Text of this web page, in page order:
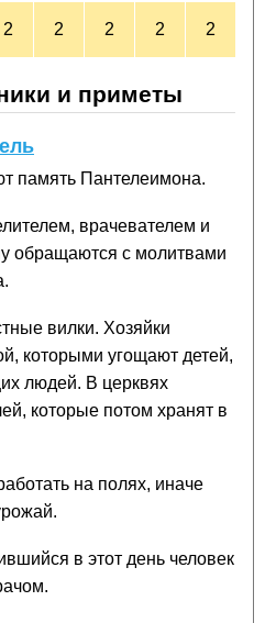
2 2 2 2 2
и приметы
память Пантелеимона.
врачевателем и
обращаются с молитвами
вилки. Хозяйки
которыми угощают детей,
людей. В церквях
которые потом хранят в
на полях, иначе
в этот день человек